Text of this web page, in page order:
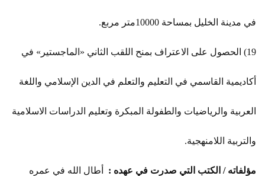
في مدينة الخليل بمساحة 10000متر مربع.
19) الحصول على الاعتراف بمنح اللقب الثاني «الماجستير» في
أكاديمية القاسمي في التعليم والتعلم في الدين الإسلامي واللغة
العربية والرياضيات والطفولة المبكرة وتعليم الدراسات الاسلامية
والتربية اللامنهجية.
مؤلفاته / الكتب التي صدرت في عهده : أطال الله في عمره